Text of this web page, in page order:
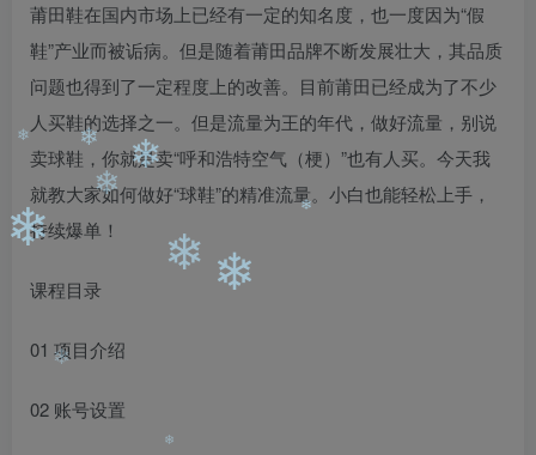
莆田鞋在国内市场上已经有一定的知名度，也一度因为“假
鞋”产业而被诟病。但是随着莆田品牌不断发展壮大，其品质
问题也得到了一定程度上的改善。目前莆田已经成为了不少
人买鞋的选择之一。但是流量为王的年代，做好流量，别说
卖球鞋，你就是卖“呼和浩特空气（梗）”也有人买。今天我
就教大家如何做好“球鞋”的精准流量。小白也能轻松上手，
持续爆单！
课程目录
01 项目介绍
02 账号设置
❄
❄
❄
❄
❄
❄